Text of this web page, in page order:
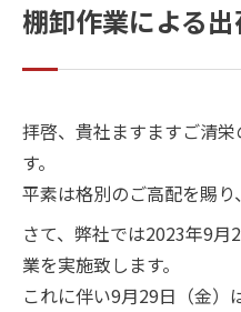
棚卸作業による
拝啓、貴社ますますご清
す。
平素は格別のご高配を賜り
さて、弊社では2023年9
業を実施致します。
これに伴い9月29日（金）